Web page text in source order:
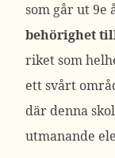
som går ut 9e
behörighet
riket som
ett svårt
där denna
utmanande